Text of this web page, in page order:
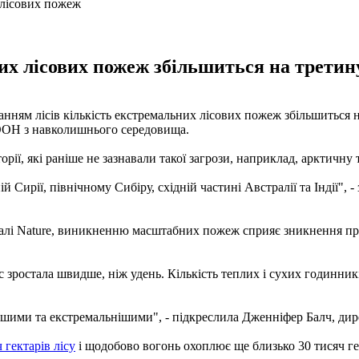
лісових пожеж збільшиться на
лісів кількість екстремальних лісових пожеж
з навколишнього середовища.
які раніше не зазнавали такої загрози, наприклад,
північному Сибіру, ​​східній частині Австралії та
Nature, виникненню масштабних пожеж сприяє зникнення
зростала швидше, ніж удень. Кількість теплих і сухих
та екстремальнішими", - підкреслила Дженніфер Балч,
лісу і щодобово вогонь охоплює ще близько 30 тисяч